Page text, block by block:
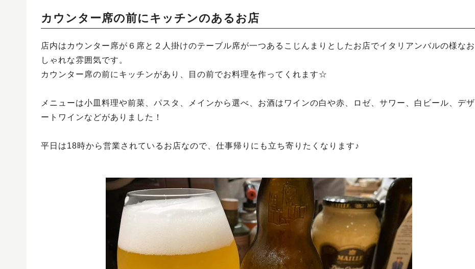
カウンター席の前にキッチンのあるお店
店内はカウンター席が６席と２人掛けのテーブル席が一つあるこじんまりとしたお店でイタリアンバルの様なお
しゃれな雰囲気です。
カウンター席の前にキッチンがあり、目の前でお料理を作ってくれます☆
メニューは小皿料理や前菜、パスタ、メインから選べ、お酒はワインの白や赤、ロゼ、サワー、白ビール、デザ
ートワインなどがありました！
平日は18時から営業されているお店なので、仕事帰りにも立ち寄りたくなります♪